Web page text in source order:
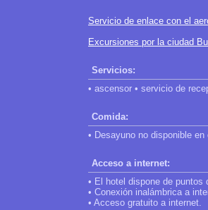
Servicio de enlace con el
Excursiones por la ciudad
Servicios:
• ascensor • servicio de
Comida:
• Desayuno no disponible en
Acceso a internet:
• El hotel dispone de puntos
• Conexión inalámbrica a
• Acceso gratuito a internet.